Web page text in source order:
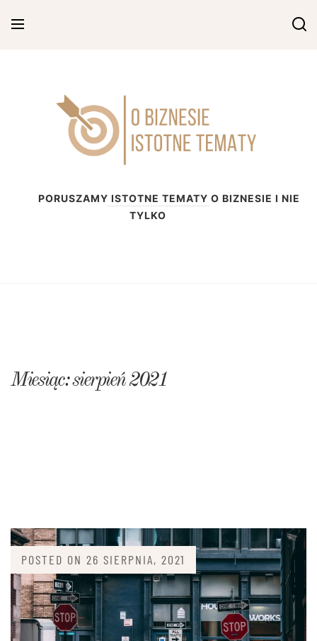
O biznesie
PORUSZAMY ISTOTNE TEMATY O BIZNESIE I NIE
TYLKO
Miesiąc:sierpień 2021
POSTED ON 26 SIERPNIA, 2021